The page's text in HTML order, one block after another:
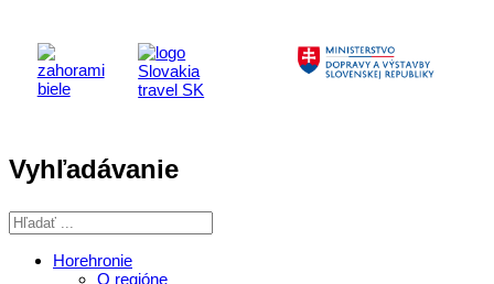
Vyhľadávanie
Horehronie
O regióne